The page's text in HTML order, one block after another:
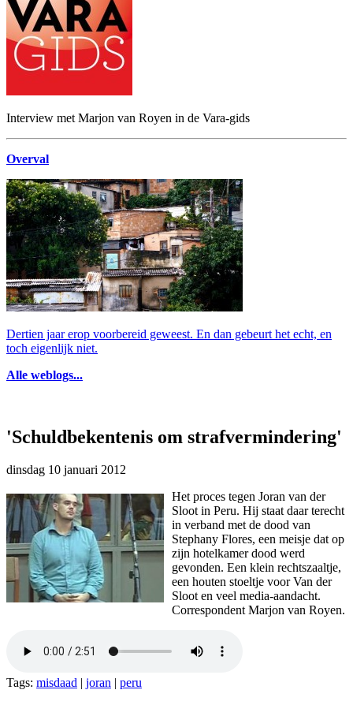
Interview met Marjon van Royen in de Vara-gids
Overval
Dertien jaar erop voorbereid geweest. En dan gebeurt het echt, en
toch eigenlijk niet.
Alle weblogs...
'Schuldbekentenis om strafvermindering'
dinsdag 10 januari 2012
Het proces tegen Joran van der
Sloot in Peru. Hij staat daar terecht
in verband met de dood van
Stephany Flores, een meisje dat op
zijn hotelkamer dood werd
gevonden. Een klein rechtszaaltje,
een houten stoeltje voor Van der
Sloot en veel media-aandacht.
Correspondent Marjon van Royen.
Tags: misdaad | joran | peru